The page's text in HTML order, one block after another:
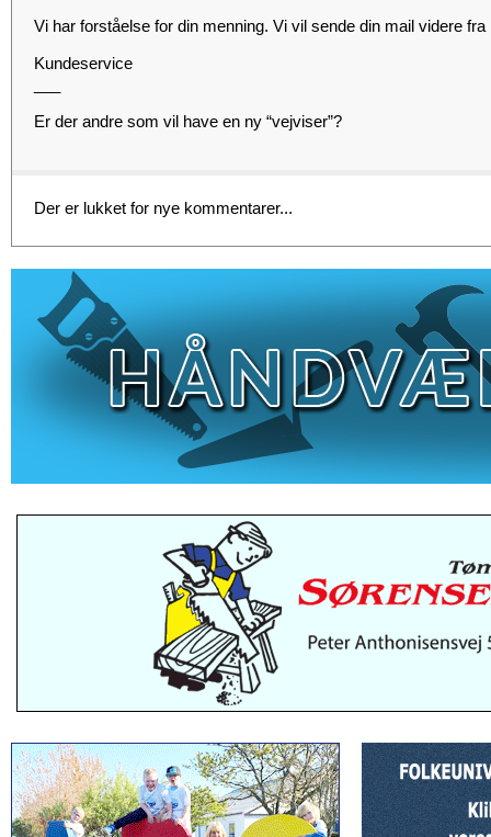
Vi har forståelse for din menning. Vi vil sende din mail videre
Kundeservice
Er der andre som vil have en ny “vejviser”?
Der er lukket for nye kommentarer...